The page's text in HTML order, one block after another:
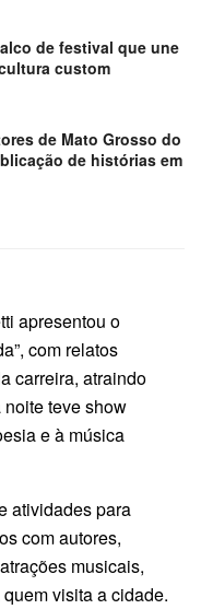
de festival que une
custom
de Mato Grosso do
de histórias em
apresentou o
com relatos
carreira, atraindo
teve show
e à música
atividades para
com autores,
musicais,
visita a cidade.